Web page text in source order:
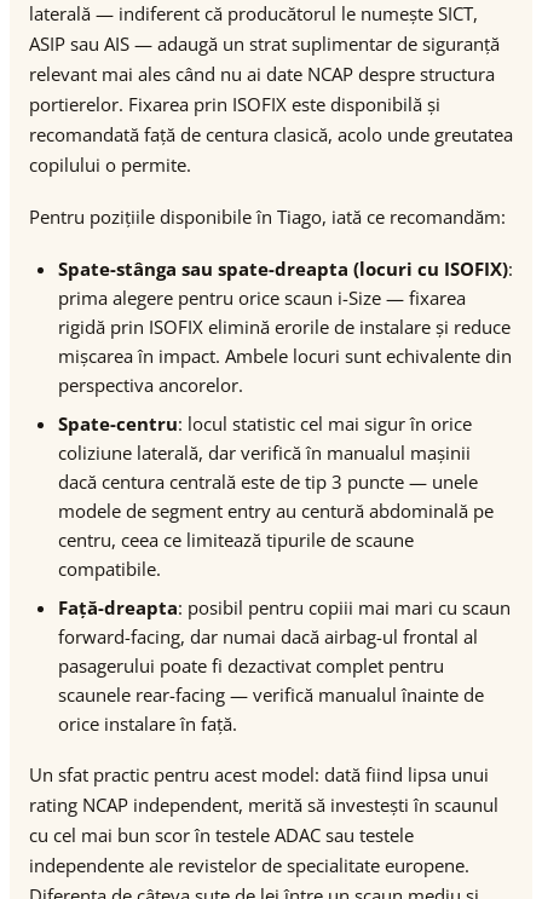
laterală — indiferent că producătorul le numește SICT,
ASIP sau AIS — adaugă un strat suplimentar de siguranță
relevant mai ales când nu ai date NCAP despre structura
portierelor. Fixarea prin ISOFIX este disponibilă și
recomandată față de centura clasică, acolo unde greutatea
copilului o permite.
Pentru pozițiile disponibile în Tiago, iată ce recomandăm:
Spate-stânga sau spate-dreapta (locuri cu ISOFIX):
prima alegere pentru orice scaun i-Size — fixarea
rigidă prin ISOFIX elimină erorile de instalare și reduce
mișcarea în impact. Ambele locuri sunt echivalente din
perspectiva ancorelor.
Spate-centru: locul statistic cel mai sigur în orice
coliziune laterală, dar verifică în manualul mașinii
dacă centura centrală este de tip 3 puncte — unele
modele de segment entry au centură abdominală pe
centru, ceea ce limitează tipurile de scaune
compatibile.
Față-dreapta: posibil pentru copiii mai mari cu scaun
forward-facing, dar numai dacă airbag-ul frontal al
pasagerului poate fi dezactivat complet pentru
scaunele rear-facing — verifică manualul înainte de
orice instalare în față.
Un sfat practic pentru acest model: dată fiind lipsa unui
rating NCAP independent, merită să investești în scaunul
cu cel mai bun scor în testele ADAC sau testele
independente ale revistelor de specialitate europene.